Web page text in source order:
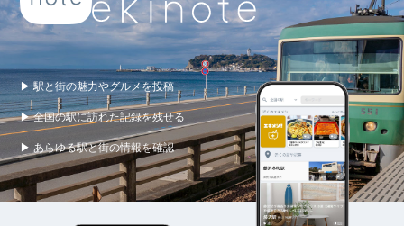
▶ 駅と街の魅力やグルメを投稿
▶ 全国の駅に訪れた記録を残せる
▶ あらゆる駅と街の情報を確認